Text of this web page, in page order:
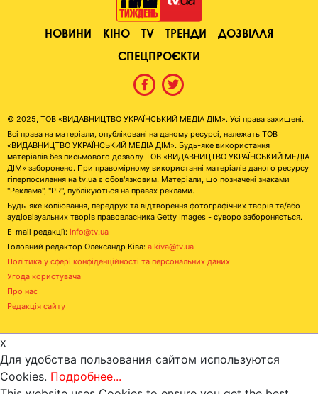
НОВИНИ КІНО TV ТРЕНДИ
ДОЗВІЛЛЯ
СПЕЦПРОЄКТИ
© 2025, ТОВ «ВИДАВНИЦТВО УКРАЇНСЬКИЙ МЕДІА ДІМ». Усі права захищені.
Всі права на матеріали, опубліковані на даному ресурсі, належать ТОВ
«ВИДАВНИЦТВО УКРАЇНСЬКИЙ МЕДІА ДІМ». Будь-яке використання
матеріалів без письмового дозволу ТОВ «ВИДАВНИЦТВО УКРАЇНСЬКИЙ МЕДІА
ДІМ» заборонено. При правомірному використанні матеріалів даного ресурсу
гіперпосилання на tv.ua є обов'язковим. Матеріали, що позначені знаками
"Реклама", "PR", публікуються на правах реклами.
Будь-яке копіювання, передрук та відтворення фотографічних творів та/або
аудіовізуальних творів правовласника Getty Images - суворо забороняється.
E-mail редакції: info@tv.ua
Головний редактор Олександр Ківа: a.kiva@tv.ua
Політика у сфері конфіденційності та персональних даних
Угода користувача
Про нас
Редакція сайту
x
Для удобства пользования сайтом используются
Cookies. Подробнее...